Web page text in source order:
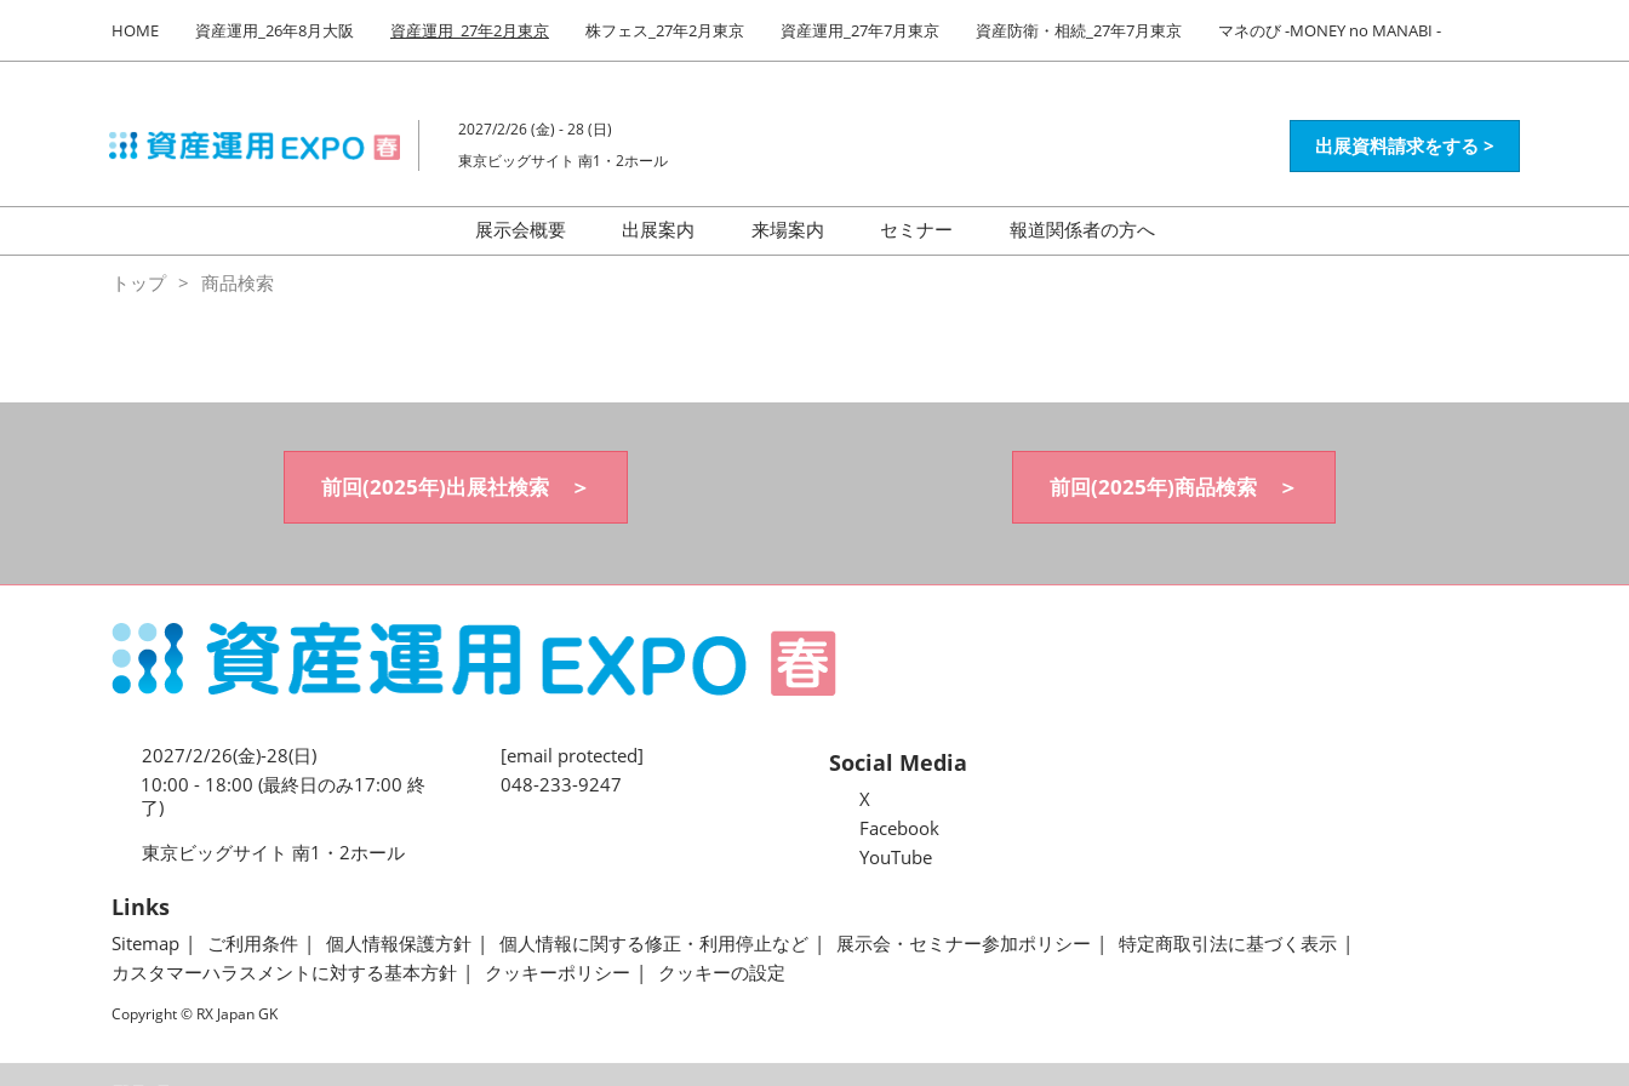
キ
し
て
to
HOME 資産運用_26年8月大阪 資産運用_27年2月東京 株フェス_27年2月東京 資産運用_27年7月東京 資産防衛・相続_27年7月東京 マネのび -MONEY no MANABI -
2027/2/26 (金) - 28 (日)
東京ビッグサイト 南1・2ホール
出展資料請求をする >
展示会概要
出展案内
来場案内
セミナー
報道関係者の方へ
トップ 商品検索
前回(2025年)出展社検索 ＞ 前回(2025年)商品検索 ＞
2027/2/26(金)-28(日)
10:00 - 18:00 (最終日のみ17:00 終
了)
東京ビッグサイト 南1・2ホール
[email protected]
048-233-9247
Social Media
X
Facebook
YouTube
Links
Sitemap ご利用条件 個人情報保護方針 個人情報に関する修正・利用停止など 展示会・セミナー参加ポリシー
特定商取引法に基づく表示
カスタマーハラスメントに対する基本方針
クッキーポリシー クッキーの設定
Copyright © RX Japan GK